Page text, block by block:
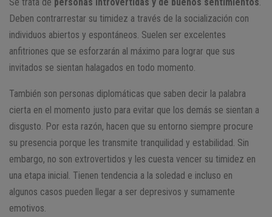
Deben contrarrestar su timidez a través de la socialización con
individuos abiertos y espontáneos. Suelen ser excelentes
anfitriones que se esforzarán al máximo para lograr que sus
invitados se sientan halagados en todo momento.
También son personas diplomáticas que saben decir la palabra
cierta en el momento justo para evitar que los demás se sientan a
disgusto. Por esta razón, hacen que su entorno siempre procure
su presencia porque les transmite tranquilidad y estabilidad. Sin
embargo, no son extrovertidos y les cuesta vencer su timidez en
una etapa inicial. Tienen tendencia a la soledad e incluso en
algunos casos pueden llegar a ser depresivos y sumamente
emotivos.